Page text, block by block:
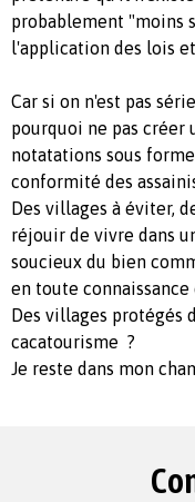
probablement "moins
l'application des lois
Car si on n'est pas
pourquoi ne pas créer
notatations sous
conformité des
Des villages à éviter,
réjouir de vivre dans
soucieux du bien
en toute connaissance
Des villages protégés
cacatourisme ?
Je reste dans mon